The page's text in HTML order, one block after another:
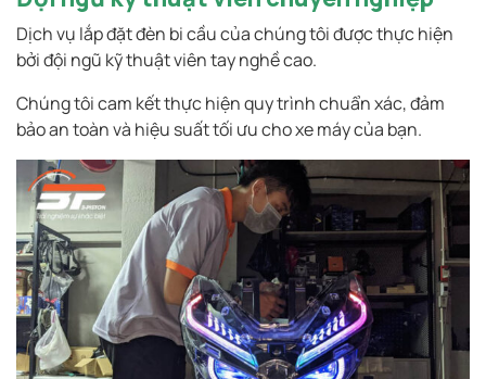
Dịch vụ lắp đặt đèn bi cầu của chúng tôi được thực hiện
bởi đội ngũ kỹ thuật viên tay nghề cao.
Chúng tôi cam kết thực hiện quy trình chuẩn xác, đảm
bảo an toàn và hiệu suất tối ưu cho xe máy của bạn.